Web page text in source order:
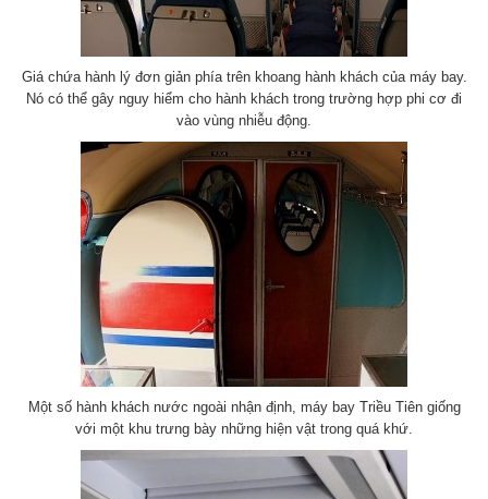
Giá chứa hành lý đơn giản phía trên khoang hành khách của máy bay.
Nó có thể gây nguy hiểm cho hành khách trong trường hợp phi cơ đi
vào vùng nhiễu động.
Một số hành khách nước ngoài nhận định, máy bay Triều Tiên giống
với một khu trưng bày những hiện vật trong quá khứ.